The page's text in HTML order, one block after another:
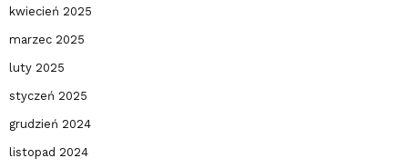
kwiecień 2025
marzec 2025
luty 2025
styczeń 2025
grudzień 2024
listopad 2024